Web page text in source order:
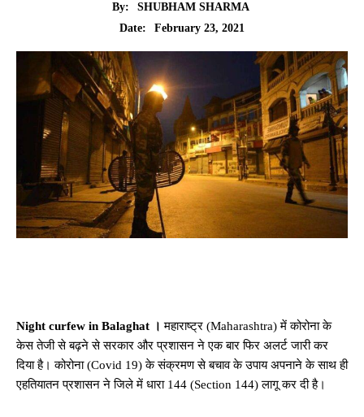
By:
SHUBHAM SHARMA
Date:
February 23, 2021
Night curfew in Balaghat । महाराष्ट्र (Maharashtra) में कोरोना के
केस तेजी से बढ़ने से सरकार और प्रशासन ने एक बार फिर अलर्ट जारी कर
दिया है। कोरोना (Covid 19) के संक्रमण से बचाव के उपाय अपनाने के साथ ही
एहतियातन प्रशासन ने जिले में धारा 144 (Section 144) लागू कर दी है।